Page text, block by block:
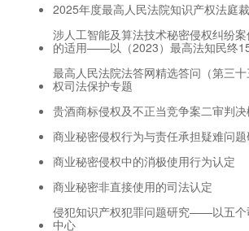
2025年度最高人民法院知识产权法庭
涉人工智能及算法技术秘密侵权纠纷
的适用——以（2023）最高法知民终
最高人民法院法答网精选答问（第三
权司法保护专题
贵酒商标侵权及不正当竞争案二审判
商业秘密侵权行为与责任承担疑难问
商业秘密侵权中的消极使用行为认定
商业秘密非直接使用的司法认定
侵犯知识产权犯罪问题研究——以五个
中心